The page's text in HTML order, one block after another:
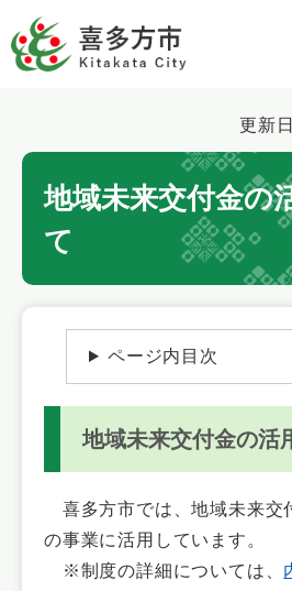
ー
ジ
文
更新
地域未来交付金の
て
ページ内目次
地域未来交付金の活
喜多方市では、地域未来交
の事業に活用しています。
※制度の詳細については、